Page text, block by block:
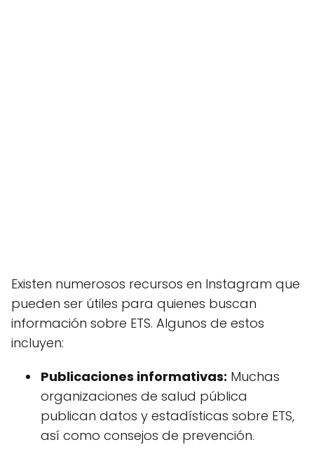
Existen numerosos recursos en Instagram que
pueden ser útiles para quienes buscan
información sobre ETS. Algunos de estos
incluyen:
Publicaciones informativas: Muchas
organizaciones de salud pública
publican datos y estadísticas sobre ETS,
así como consejos de prevención.